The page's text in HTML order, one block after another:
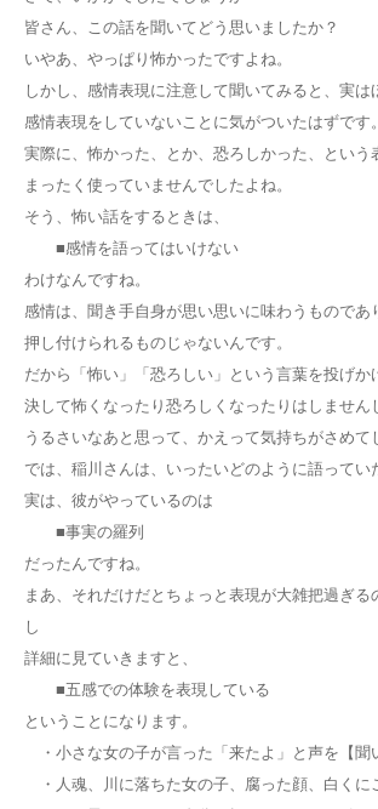
皆さん、この話を聞いてどう思いましたか？
いやあ、やっぱり怖かったですよね。
しかし、感情表現に注意して聞いてみると、実は
感情表現をしていないことに気がついたはずです。
実際に、怖かった、とか、恐ろしかった、という
まったく使っていませんでしたよね。
そう、怖い話をするときは、
■感情を語ってはいけない
わけなんですね。
感情は、聞き手自身が思い思いに味わうものであ
押し付けられるものじゃないんです。
だから「怖い」「恐ろしい」という言葉を投げか
決して怖くなったり恐ろしくなったりはしません
うるさいなあと思って、かえって気持ちがさめて
では、稲川さんは、いったいどのように語ってい
実は、彼がやっているのは
■事実の羅列
だったんですね。
まあ、それだけだとちょっと表現が大雑把過ぎ
し
詳細に見ていきますと、
■五感での体験を表現している
ということになります。
・小さな女の子が言った「来たよ」と声を【聞
・人魂、川に落ちた女の子、腐った顔、白くに